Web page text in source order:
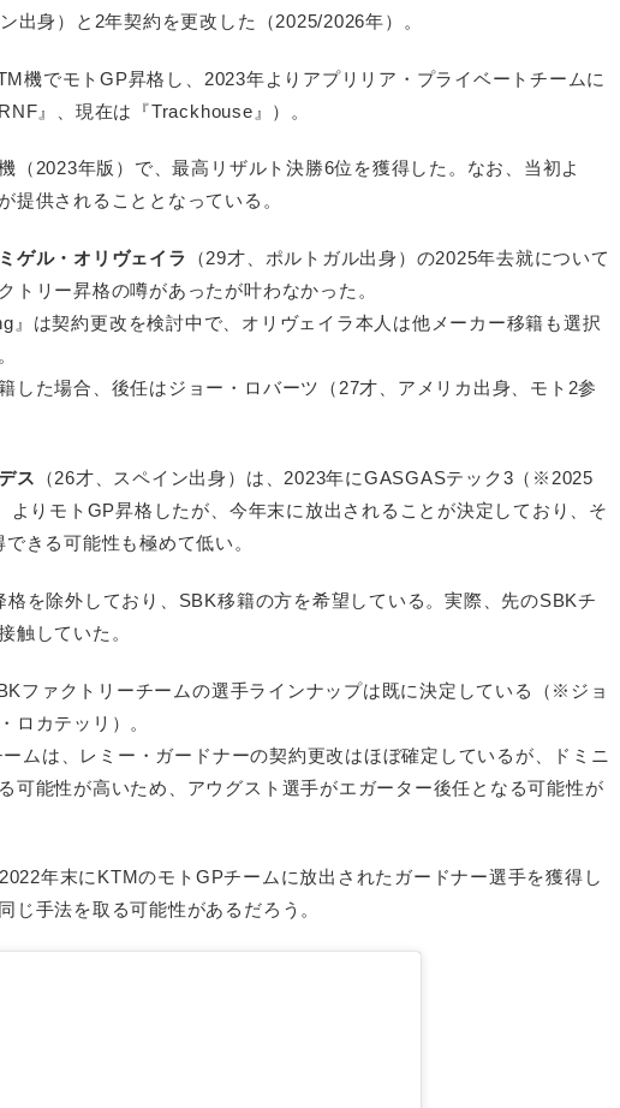
出身）と2年契約を更改した（2025/2026年）。
機でモトGP昇格し、2023年よりアプリリア・プライベートチームに
』、現在は『Trackhouse』）。
（2023年版）で、最高リザルト決勝6位を獲得した。なお、当初よ
提供されることとなっている。
ミゲル・オリヴェイラ
（29才、ポルトガル出身）の2025年去就について
トリー昇格の噂があったが叶わなかった。
』は契約更改を検討中で、オリヴェイラ本人は他メーカー移籍も選択
した場合、後任はジョー・ロバーツ（27才、アメリカ出身、モト2参
ス （26才、スペイン出身）は、2023年にGASGASテック3（※2025
よりモトGP昇格したが、今年末に放出されることが決定しており、そ
きる可能性も極めて低い。
を除外しており、SBK移籍の方を希望している。実際、先のSBKチ
触していた。
ファクトリーチームの選手ラインナップは既に決定している（※ジョ
ロカテッリ）。
ムは、レミー・ガードナーの契約更改はほぼ確定しているが、ドミニ
可能性が高いため、アウグスト選手がエガーター後任となる可能性が
年末にKTMのモトGPチームに放出されたガードナー選手を獲得し
じ手法を取る可能性があるだろう。